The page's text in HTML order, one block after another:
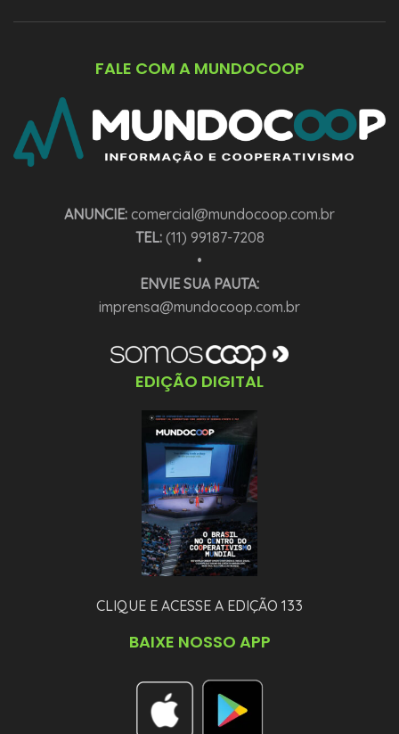
FALE COM A MUNDOCOOP
ANUNCIE: comercial@mundocoop.com.br
TEL:(11) 99187-7208
•
ENVIE SUA PAUTA:
imprensa@mundocoop.com.br
EDIÇÃO DIGITAL
CLIQUE E ACESSE A EDIÇÃO 133
BAIXE NOSSO APP